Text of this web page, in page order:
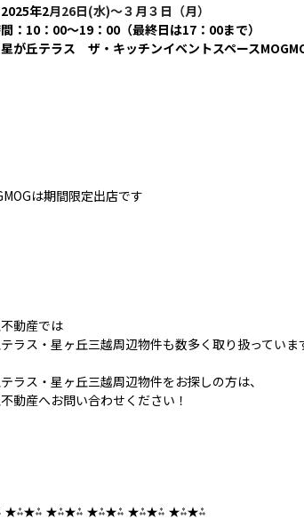
年2月26日(水)～３月３日（月）
：10：00〜19：00（最終日は17：00まで）
が丘テラス ザ・キッチンイベントスペース
は期間限定出店です
動産では
ラス・星ヶ丘三越周辺物件も数多く取り扱っていま
ラス・星ヶ丘三越周辺物件をお探しの方は、
動産へお問い合わせください！
★⁂★⁂ ★⁂★⁂ ★⁂★⁂ ★⁂★⁂ ★⁂★⁂